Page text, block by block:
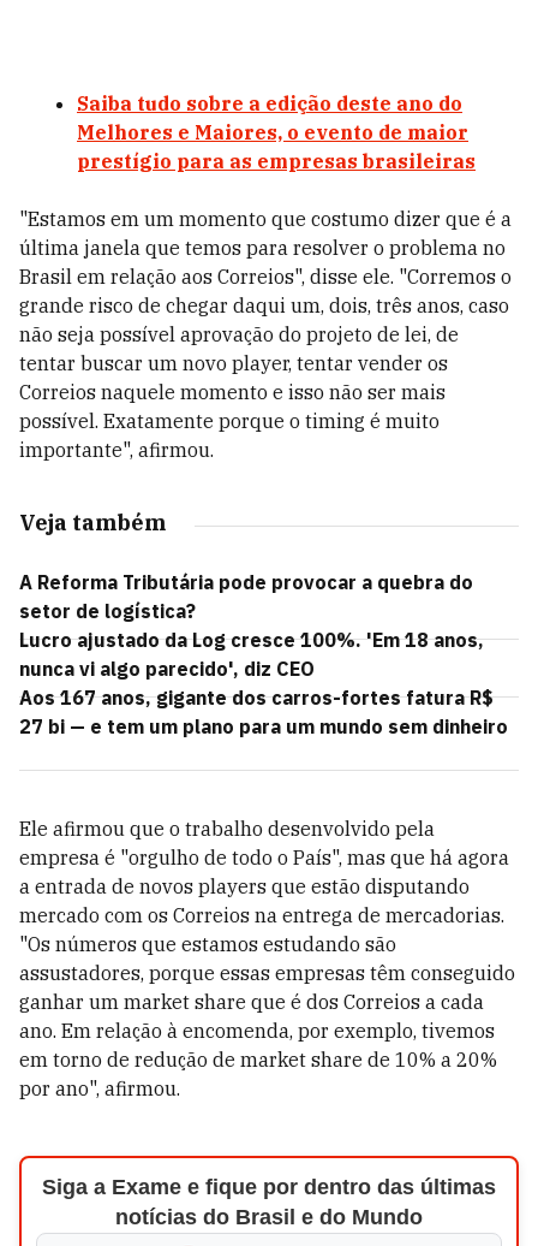
Saiba tudo sobre a edição deste ano do
Melhores e Maiores, o evento de maior
prestígio para as empresas brasileiras
"Estamos em um momento que costumo dizer que é a
última janela que temos para resolver o problema no
Brasil em relação aos Correios", disse ele. "Corremos o
grande risco de chegar daqui um, dois, três anos, caso
não seja possível aprovação do projeto de lei, de
tentar buscar um novo player, tentar vender os
Correios naquele momento e isso não ser mais
possível. Exatamente porque o timing é muito
importante", afirmou.
Veja também
A Reforma Tributária pode provocar a quebra do
setor de logística?
Lucro ajustado da Log cresce 100%. 'Em 18 anos,
nunca vi algo parecido', diz CEO
Aos 167 anos, gigante dos carros-fortes fatura R$
27 bi — e tem um plano para um mundo sem dinheiro
Ele afirmou que o trabalho desenvolvido pela
empresa é "orgulho de todo o País", mas que há agora
a entrada de novos players que estão disputando
mercado com os Correios na entrega de mercadorias.
"Os números que estamos estudando são
assustadores, porque essas empresas têm conseguido
ganhar um market share que é dos Correios a cada
ano. Em relação à encomenda, por exemplo, tivemos
em torno de redução de market share de 10% a 20%
por ano", afirmou.
Siga a Exame e fique por dentro das últimas
notícias do Brasil e do Mundo